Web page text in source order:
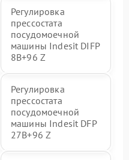
Регулировка
прессостата
посудомоечной
машины Indesit DIFP
8B+96 Z
Регулировка
прессостата
посудомоечной
машины Indesit DFP
27B+96 Z